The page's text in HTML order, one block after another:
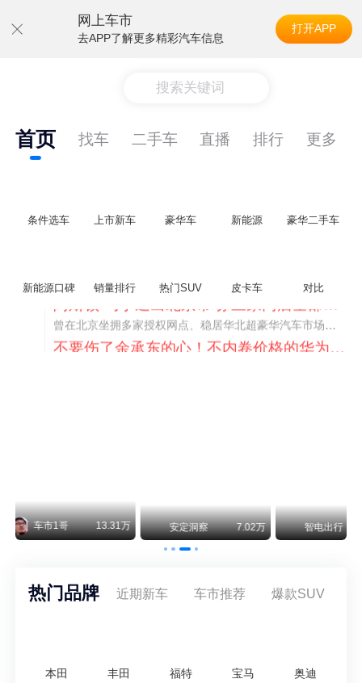
网上车市
去APP了解更多精彩汽车信息
打开APP
搜索关键词
首页 找车 二手车 直播 排行 更多
条件选车 上市新车 豪华车 新能源 豪华二手车
新能源口碑 销量排行 热门SUV 皮卡车 对比
纵观鸿蒙智行一路走来的发展路径，很难得地走出了一条和当下车市截然不同的道路：不靠降价走量、不参与低端价格厮杀，始终以技术迭代、架构创新、智能化体验升级、整车品质突破作为核心驱动力，稳步实现产品价值向上、品牌价格带稳步攀升。
智电出行 8.54万 智电出行 8.18万 智电出行
热门品牌 近期新车 车市推荐 爆款SUV
本田 丰田 福特 宝马 奥迪